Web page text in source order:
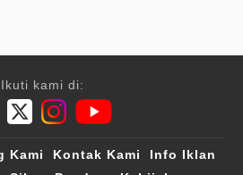
Ikuti kami di:
Kami Kontak Kami
Info Iklan